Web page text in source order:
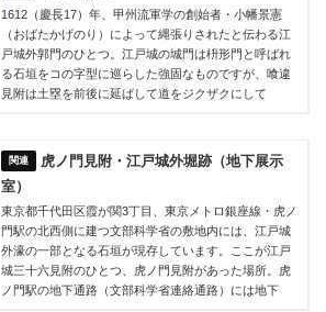
1612（慶長17）年、甲州流軍学の創始者・小幡景憲
（おばたかげのり）によって縄張りされたと伝わる江
戸城外郭門のひとつ。江戸城の城門は枡形門と呼ばれ
る石垣をコの字型に巡らした強固なものですが、喰違
見附は土塁を前後に延ばして道をジクザクにして
虎ノ門見附・江戸城外堀跡（地下展示
室）
東京都千代田区霞が関3丁目、東京メトロ銀座線・虎ノ
門駅の北西側に建つ文部科学省の敷地内には、江戸城
外濠の一部となる石垣が現存しています。ここが江戸
城三十六見附のひとつ、虎ノ門見附があった場所。虎
ノ門駅の地下通路（文部科学省連絡通路）には地下